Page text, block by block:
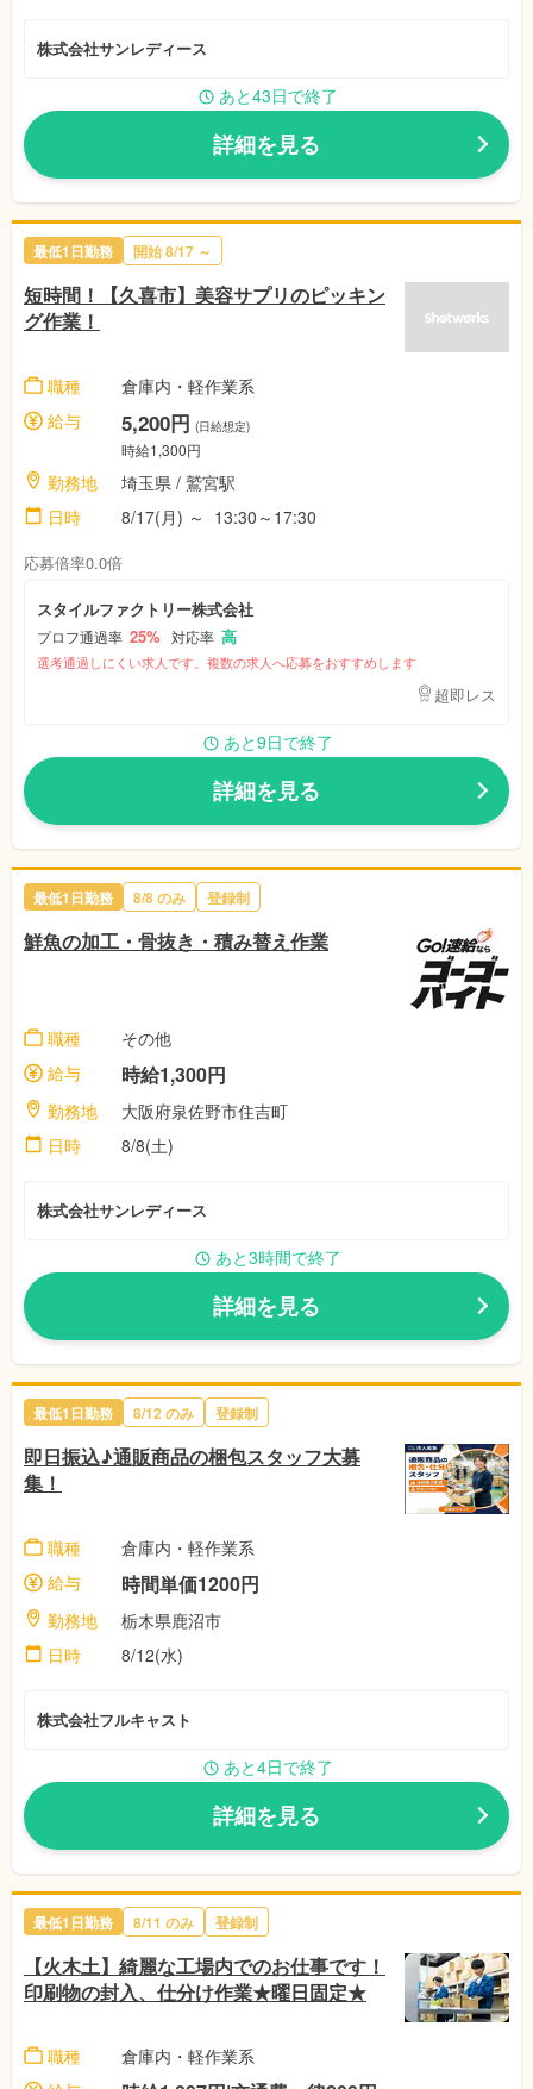
株式会社サンレディース
あと43日で終了
詳細を見る
最低1日勤務 開始8/17 ～
短時間！【久喜市】美容サプリのピッキン
グ作業！
職種
倉庫内・軽作業系
給与
5,200円 (日給想定)
時給1,300円
勤務地 埼玉県 / 鷲宮駅
日時
8/17(月) ～ 13:30～17:30
応募倍率0.0倍
スタイルファクトリー株式会社
プロフ通過率 25% 対応率 高
選考通過しにくい求人です。複数の求人へ応募をおすすめします
超即レス
あと9日で終了
詳細を見る
最低1日勤務 8/8のみ 登録制
鮮魚の加工・骨抜き・積み替え作業
職種
その他
給与
時給1,300円
勤務地
大阪府泉佐野市住吉町
日時
8/8(土)
株式会社サンレディース
あと3時間で終了
詳細を見る
最低1日勤務 8/12のみ 登録制
即日振込♪通販商品の梱包スタッフ大募
集！
職種
倉庫内・軽作業系
給与
時間単価1200円
勤務地
栃木県鹿沼市
日時
8/12(水)
株式会社フルキャスト
あと4日で終了
詳細を見る
最低1日勤務 8/11 のみ 登録制
【火木土】綺麗な工場内でのお仕事です！
印刷物の封入、仕分け作業★曜日固定★
職種
倉庫内・軽作業系